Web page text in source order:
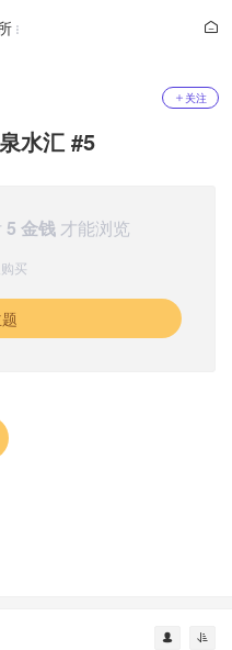
关注
水汇 #5
5 金钱才能浏览
买